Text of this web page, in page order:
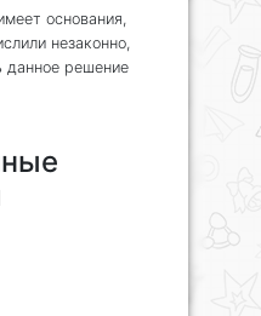
основания,
незаконно,
данное решение